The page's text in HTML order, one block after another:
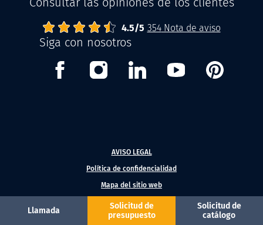
Abrisud
Note moyenne :
4.5/5 354Nota de aviso
Siga con nosotros
Facebook Instagram Linkedin Youtube
AVISO LEGAL
Política de confidencialidad
Mapa del sitio web
Solicitud de
catálogo
Solicitud de
presupuesto
Llamada